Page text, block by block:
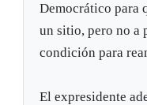
Democrático para
un sitio, pero no a
condición para
El expresidente